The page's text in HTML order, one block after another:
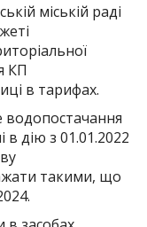
міській раді
КП
в тарифах.
водопостачання
в дію з 01.01.2022
такими, що